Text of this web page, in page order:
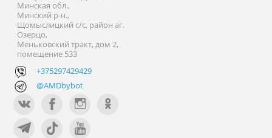
Минская обл.,
Минский р-н.,
Щомыслицкий с/с, район аг.
Озерцо,
Меньковский тракт, дом 2,
помещение 533
+375297429429
@AMDbybot